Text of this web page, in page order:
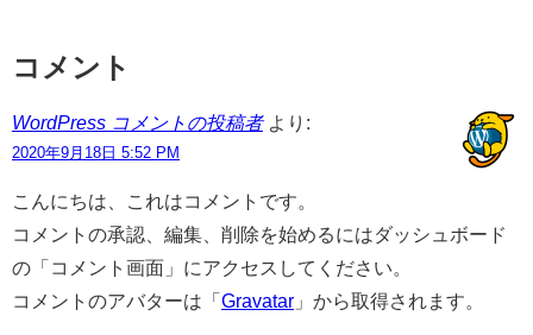
コメント
WordPress コメントの投稿者 より:
2020年9月18日 5:52 PM
こんにちは、これはコメントです。
コメントの承認、編集、削除を始めるにはダッシュボード
の「コメント画面」にアクセスしてください。
コメントのアバターは「 Gravatar 」から取得されます。